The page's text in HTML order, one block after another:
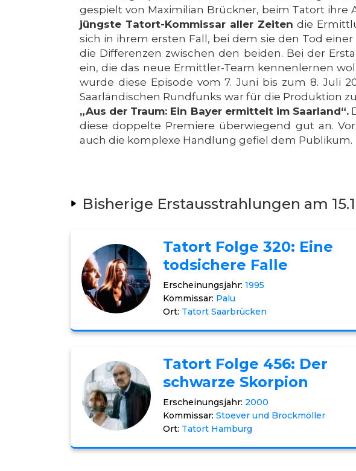
gespielt von Maximilian Brückner, beim Tatort ihre
jüngste Tatort-Kommissar aller Zeiten die
sich in ihrem ersten Fall, bei dem sie den Tod
die Differenzen zwischen den beiden. Bei der
ein, die das neue Ermittler-Team kennenlernen
wurde diese Episode vom 7. Juni bis zum 8. Juli
Saarländischen Rundfunks war für die Produktion
„Aus der Traum: Ein Bayer ermittelt im Saarland“.
diese doppelte Premiere überwiegend gut an.
auch die komplexe Handlung gefiel dem Publikum.
Bisherige Erstausstrahlungen am
Tatort Folge 320: Eine
todsichere Falle
Erscheinungsjahr: 1995
Kommissar: Palu
Ort: Tatort Saarbrücken
Tatort Folge 456: Der
schwarze Skorpion
Erscheinungsjahr: 2000
Kommissar: Stoever und Brockmöller
Ort: Tatort Hamburg